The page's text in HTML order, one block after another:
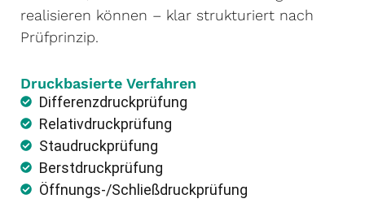
realisieren können – klar strukturiert nach
Prüfprinzip.
Druckbasierte Verfahren
Differenzdruckprüfung
Relativdruckprüfung
Staudruckprüfung
Berstdruckprüfung
Öffnungs-/Schließdruckprüfung